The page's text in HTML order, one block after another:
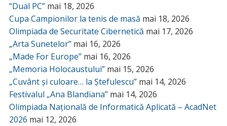
“Dual PC” mai 18, 2026
Cupa Campionilor la tenis de masă mai 18, 2026
Olimpiada de Securitate Cibernetică mai 17, 2026
„Arta Sunetelor” mai 16, 2026
„Made For Europe” mai 16, 2026
„Memoria Holocaustului” mai 15, 2026
„Cuvânt și culoare… la Ștefulescu” mai 14, 2026
Festivalul „Ana Blandiana” mai 14, 2026
Olimpiada Națională de Informatică Aplicată – AcadNet
2026 mai 12, 2026